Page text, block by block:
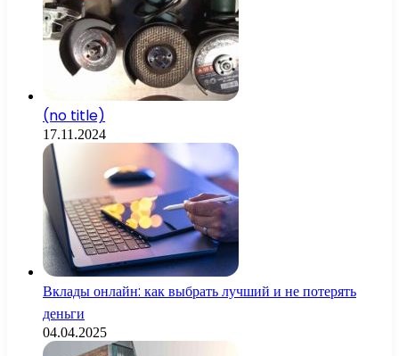
(no title)
17.11.2024
Вклады онлайн: как выбрать лучший и не потерять
деньги
04.04.2025